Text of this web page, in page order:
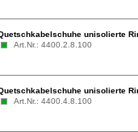
unisolierte
Art.Nr.: 4400.2.8.100
unisolierte
Art.Nr.: 4400.4.8.100